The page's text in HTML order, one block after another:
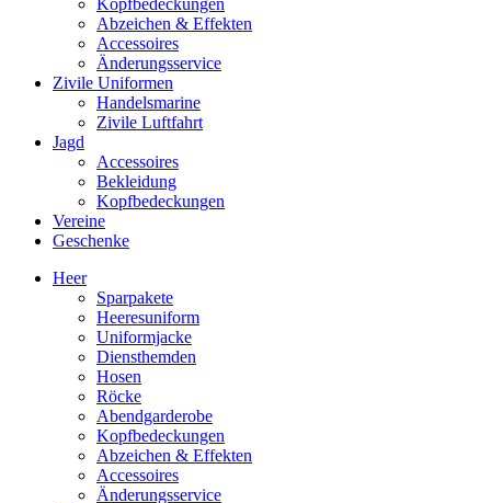
Kopfbedeckungen
Abzeichen & Effekten
Accessoires
Änderungsservice
Zivile Uniformen
Handelsmarine
Zivile Luftfahrt
Jagd
Accessoires
Bekleidung
Kopfbedeckungen
Vereine
Geschenke
Heer
Sparpakete
Heeresuniform
Uniformjacke
Diensthemden
Hosen
Röcke
Abendgarderobe
Kopfbedeckungen
Abzeichen & Effekten
Accessoires
Änderungsservice